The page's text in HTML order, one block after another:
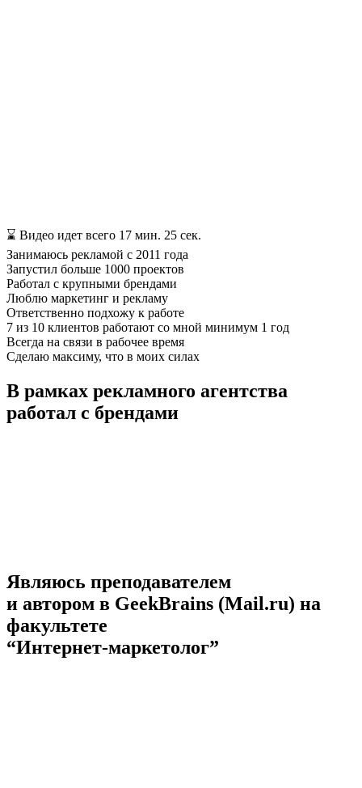
⌛ Видео идет всего 17 мин. 25 сек.
Занимаюсь рекламой с 2011 года
Запустил больше 1000 проектов
Работал с крупными брендами
Люблю маркетинг и рекламу
Ответственно подхожу к работе
7 из 10 клиентов работают со мной минимум 1 год
Всегда на связи в рабочее время
Сделаю максиму, что в моих силах
В рамках рекламного агентства
работал с брендами
Являюсь преподавателем
и автором в GeekBrains (Mail.ru) на
факультете
“Интернет-маркетолог”